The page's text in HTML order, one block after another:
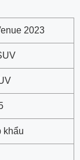
2023
khẩu